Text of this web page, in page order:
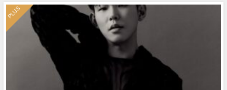
PLUS